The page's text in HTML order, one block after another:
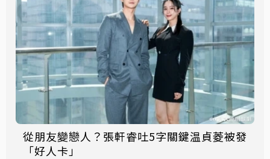
從朋友變戀人？張軒睿吐5字關鍵温貞菱被發
「好人卡」